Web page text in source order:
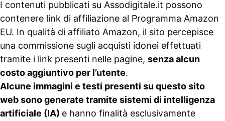
I contenuti pubblicati su Assodigitale.it possono
contenere link di affiliazione al Programma Amazon
EU. In qualità di affiliato Amazon, il sito percepisce
una commissione sugli acquisti idonei effettuati
tramite i link presenti nelle pagine, senza alcun
costo aggiuntivo per l’utente.
Alcune immagini e testi presenti su questo sito
web sono generate tramite sistemi di intelligenza
artificiale (IA) e hanno finalità esclusivamente